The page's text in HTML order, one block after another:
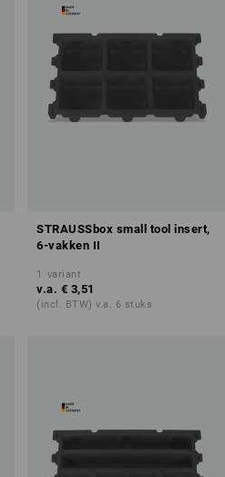
STRAUSSbox small tool insert,
6-vakken II
1 variant
v.a. € 3,51
(incl. BTW) v.a. 6 stuks